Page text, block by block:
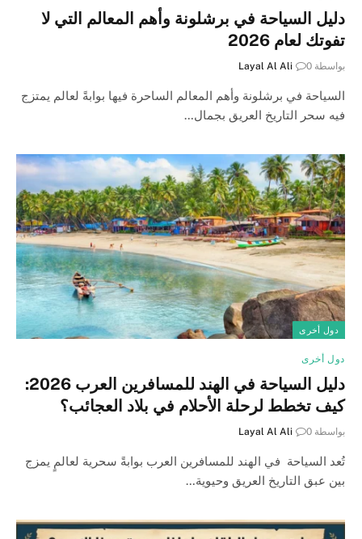
دليل السياحة في برشلونة وأهم المعالم التي لا
تفوتك لعام 2026
بواسطة Layal Al Ali 0
السياحة في برشلونة وأهم المعالم الساحرة فيها بوابةً لعالم يمتزج
فيه سحر التاريخ العريق بجمال…
دول أخرى
دول أخرى
دليل السياحة في الهند للمسافرين العرب 2026:
كيف تخطط لرحلة الأحلام في بلاد العجائب؟
بواسطة Layal Al Ali 0
تُعد السياحة في الهند للمسافرين العرب بوابةً سحرية لعالمٍ يمزج
بين عبق التاريخ العريق وحيوية…